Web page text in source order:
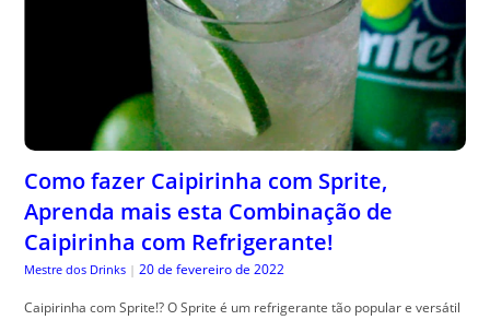
Como fazer Caipirinha com Sprite,
Aprenda mais esta Combinação de
Caipirinha com Refrigerante!
Mestre dos Drinks | 20 de fevereiro de 2022
Caipirinha com Sprite!? O Sprite é um refrigerante tão popular e versátil